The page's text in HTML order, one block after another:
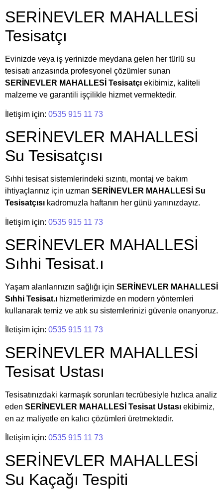
SERİNEVLER MAHALLESİ
Tesisatçı
Evinizde veya iş yerinizde meydana gelen her türlü su
tesisatı arızasında profesyonel çözümler sunan
SERİNEVLER MAHALLESİ Tesisatçı ekibimiz, kaliteli
malzeme ve garantili işçilikle hizmet vermektedir.
İletişim için: 0535 915 11 73
SERİNEVLER MAHALLESİ
Su Tesisatçısı
Sıhhi tesisat sistemlerindeki sızıntı, montaj ve bakım
ihtiyaçlarınız için uzman SERİNEVLER MAHALLESİ Su
Tesisatçısı kadromuzla haftanın her günü yanınızdayız.
İletişim için: 0535 915 11 73
SERİNEVLER MAHALLESİ
Sıhhi Tesisat.ı
Yaşam alanlarınızın sağlığı için SERİNEVLER MAHALLESİ
Sıhhi Tesisat.ı hizmetlerimizde en modern yöntemleri
kullanarak temiz ve atık su sistemlerinizi güvenle onarıyoruz.
İletişim için: 0535 915 11 73
SERİNEVLER MAHALLESİ
Tesisat Ustası
Tesisatınızdaki karmaşık sorunları tecrübesiyle hızlıca analiz
eden SERİNEVLER MAHALLESİ Tesisat Ustası ekibimiz,
en az maliyetle en kalıcı çözümleri üretmektedir.
İletişim için: 0535 915 11 73
SERİNEVLER MAHALLESİ
Su Kaçağı Tespiti